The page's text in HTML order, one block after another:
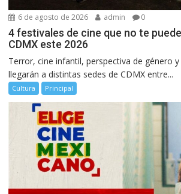
6 de agosto de 2026 admin 0
4 festivales de cine que no te
CDMX este 2026
Terror, cine infantil, perspectiva de género
llegarán a distintas sedes de CDMX entre...
Cultura Principal